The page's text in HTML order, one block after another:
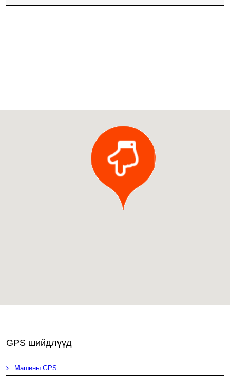
GPS шийдлүүд
Машины GPS